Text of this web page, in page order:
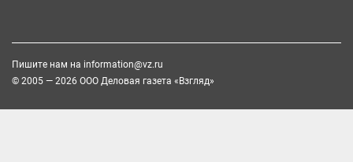
Пишите нам на information@vz.ru
© 2005 — 2026 ООО Деловая газета «Взгляд»